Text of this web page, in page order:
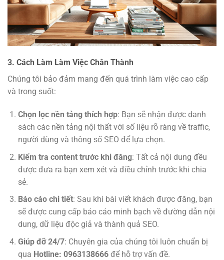
3. Cách Làm Làm Việc Chân Thành
Chúng tôi bảo đảm mang đến quá trình làm việc cao cấp
và trong suốt:
Chọn lọc nền tảng thích hợp: Bạn sẽ nhận được danh
sách các nền tảng nội thất với số liệu rõ ràng về traffic,
người dùng và thông số SEO để lựa chọn.
Kiểm tra content trước khi đăng: Tất cả nội dung đều
được đưa ra bạn xem xét và điều chỉnh trước khi chia
sẻ.
Báo cáo chi tiết: Sau khi bài viết khách được đăng, bạn
sẽ được cung cấp báo cáo minh bạch về đường dẫn nội
dung, dữ liệu độc giả và thành quả SEO.
Giúp đỡ 24/7: Chuyên gia của chúng tôi luôn chuẩn bị
qua Hotline: 0963138666để hỗ trợ vấn đề.